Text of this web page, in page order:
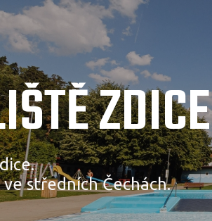
ZDICE
středních Čechách.